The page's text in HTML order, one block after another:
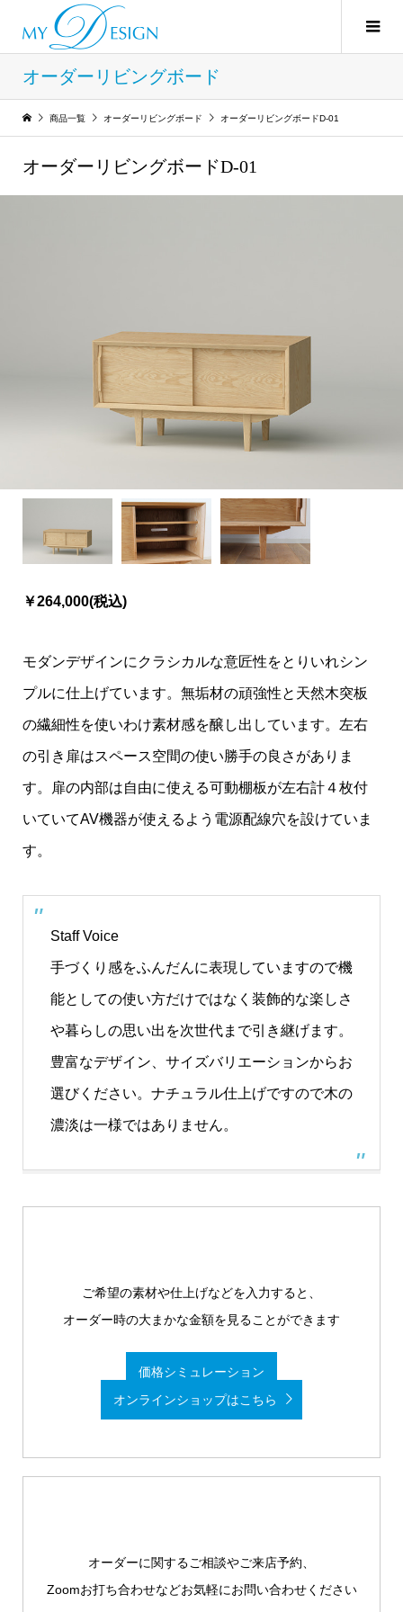
オーダーリビングボード
商品一覧 オーダーリビングボード オーダーリビングボードD-01
オーダーリビングボードD-01
￥264,000(税込)
モダンデザインにクラシカルな意匠性をとりいれシン
プルに仕上げています。無垢材の頑強性と天然木突板
の繊細性を使いわけ素材感を醸し出しています。左右
の引き扉はスペース空間の使い勝手の良さがありま
す。扉の内部は自由に使える可動棚板が左右計４枚付
いていてAV機器が使えるよう電源配線穴を設けていま
す。
Staff Voice
手づくり感をふんだんに表現していますので機
能としての使い方だけではなく装飾的な楽しさ
や暮らしの思い出を次世代まで引き継げます。
豊富なデザイン、サイズバリエーションからお
選びください。ナチュラル仕上げですので木の
濃淡は一様ではありません。
ご希望の素材や仕上げなどを入力すると、
オーダー時の大まかな金額を見ることができます
価格シミュレーション
オンラインショップはこちら
オーダーに関するご相談やご来店予約、
Zoomお打ち合わせなどお気軽にお問い合わせください